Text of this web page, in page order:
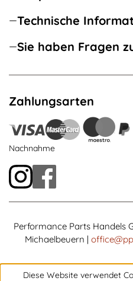
Technische
Sie haben Fragen
Zahlungsarten
Nachnahme
Performance Parts Handels
Michaelbeuern |
Diese Website verwendet